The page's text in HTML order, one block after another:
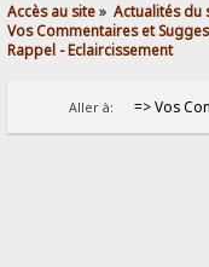
Accès au site» Actualités du
Vos Commentaires et
Rappel - Eclaircissement
Aller à: